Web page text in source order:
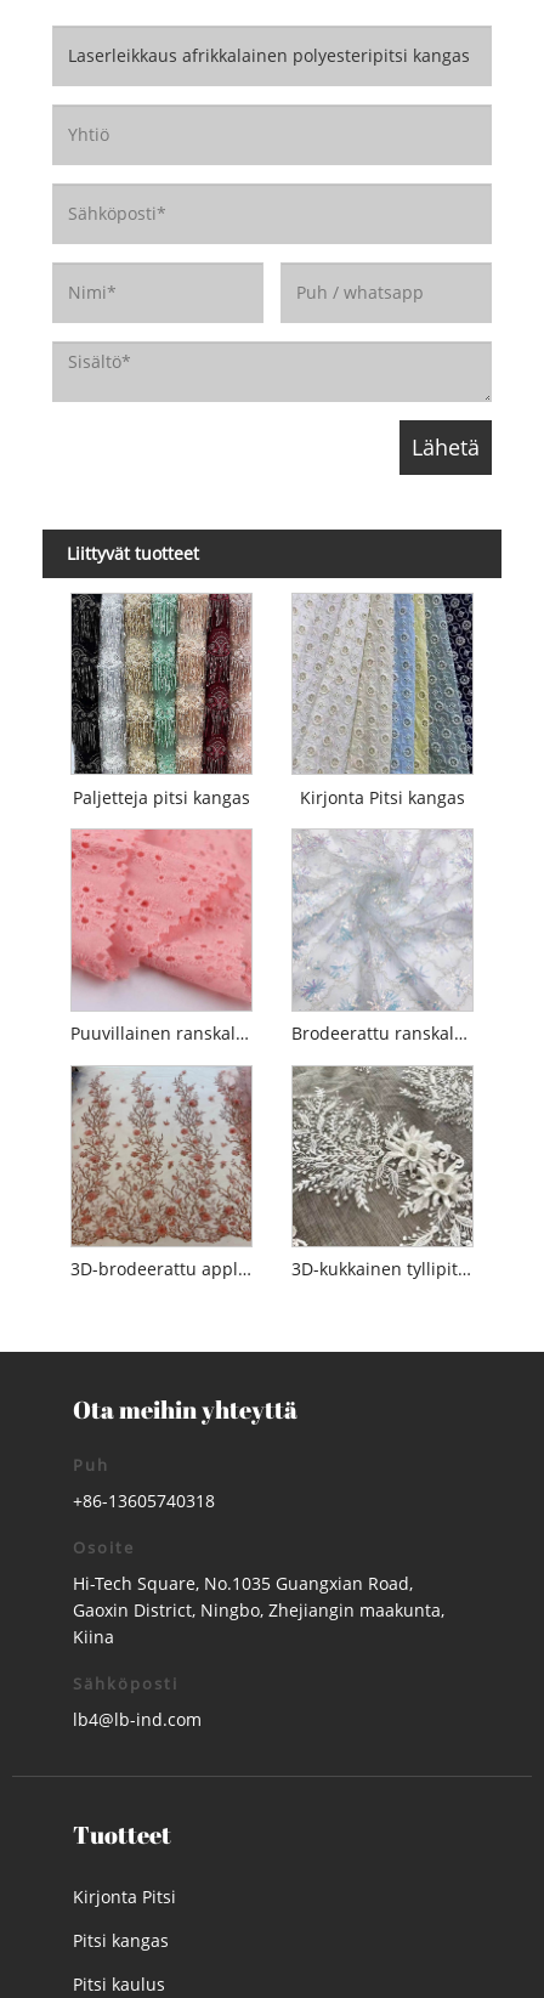
Liittyvät tuotteet
Paljetteja pitsi kangas Kirjonta Pitsi kangas
Puuvillainen ranskalainen Guipure-kirjontapitsi Brodeerattu ranskalainen verkkopitsi häihin
3D-brodeerattu applikoitu kukkakirjonta Tylli kangas 3D-kukkainen tyllipitsikangas tekojalokivillä
Ota meihin yhteyttä
Puh
+86-13605740318
Osoite
Hi-Tech Square, No.1035 Guangxian Road,
Gaoxin District, Ningbo, Zhejiangin maakunta,
Kiina
Sähköposti
lb4@lb-ind.com
Tuotteet
Kirjonta Pitsi
Pitsi kangas
Pitsi kaulus